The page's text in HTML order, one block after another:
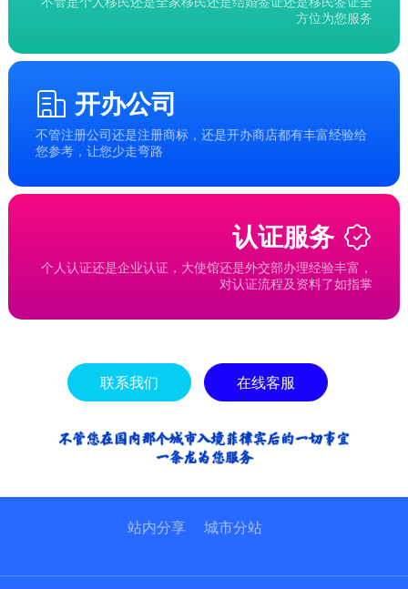
方位为您服务
开办公司
不管注册公司还是注册商标，还是开办商店都有丰富经验给
您参考，让您少走弯路
认证服务
个人认证还是企业认证，大使馆还是外交部办理经验丰富，
对认证流程及资料了如指掌
联系我们 在线客服
站内分享 城市分站